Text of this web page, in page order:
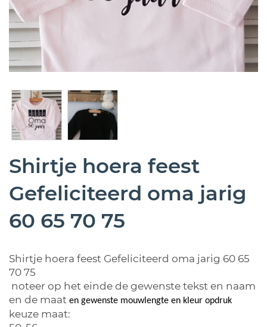
Shirtje hoera feest
Gefeliciteerd oma jarig
60 65 70 75
Shirtje hoera feest Gefeliciteerd oma jarig 60 65
70 75
noteer op het einde de gewenste tekst en naam
en de maat en gewenste mouwlengte en kleur opdruk
keuze maat: